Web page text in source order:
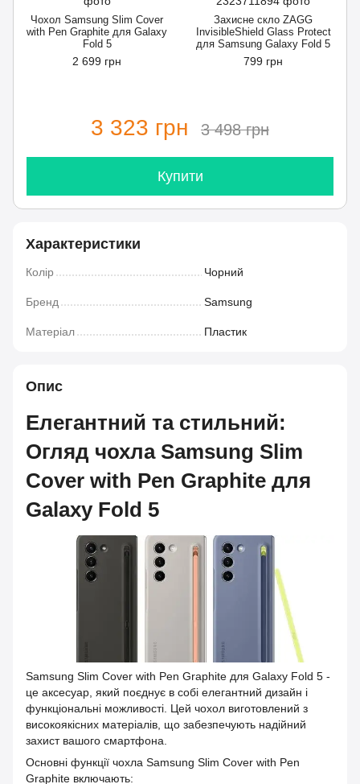
Чохол Samsung Slim Cover
with Pen Graphite для Galaxy
Fold 5
2 699 грн
Захисне скло ZAGG
InvisibleShield Glass Protect
для Samsung Galaxy Fold 5
799 грн
3 323 грн 3 498 грн
Купити
Характеристики
Колір Чорний
Бренд Samsung
Матеріал Пластик
Опис
Елегантний та стильний:
Огляд чохла Samsung Slim
Cover with Pen Graphite для
Galaxy Fold 5
Samsung Slim Cover with Pen Graphite для Galaxy Fold 5 -
це аксесуар, який поєднує в собі елегантний дизайн і
функціональні можливості. Цей чохол виготовлений з
високоякісних матеріалів, що забезпечують надійний
захист вашого смартфона.
Основні функції чохла Samsung Slim Cover with Pen
Graphite включають: